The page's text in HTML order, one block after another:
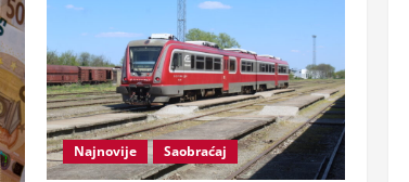
Najnovije Saobraćaj